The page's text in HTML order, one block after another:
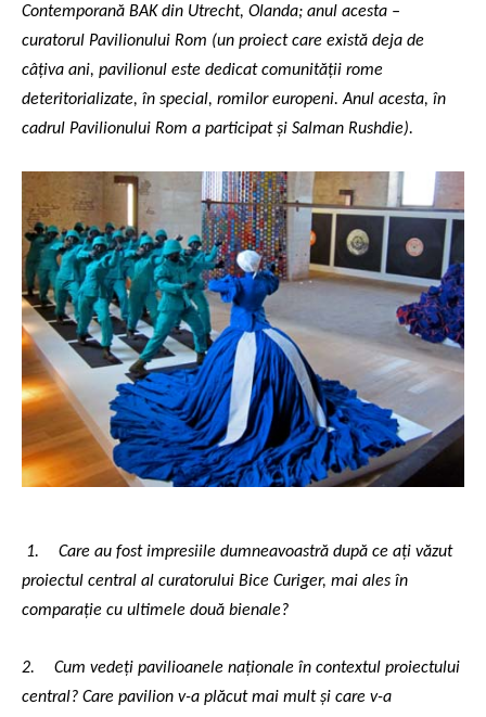
Contemporană BAK din Utrecht, Olanda; anul acesta –
curatorul Pavilionului Rom (un proiect care există deja de
câțiva ani, pavilionul este dedicat comunității rome
deteritorializate, în special, romilor europeni. Anul acesta, în
cadrul Pavilionului Rom a participat și Salman Rushdie).
1.
Care au fost impresiile dumneavoastră după ce ați văzut
proiectul central al curatorului Bice Curiger, mai ales în
comparație cu ultimele două bienale?
2.
Cum vedeți pavilioanele naționale în contextul proiectului
central? Care pavilion v-a plăcut mai mult și care v-a